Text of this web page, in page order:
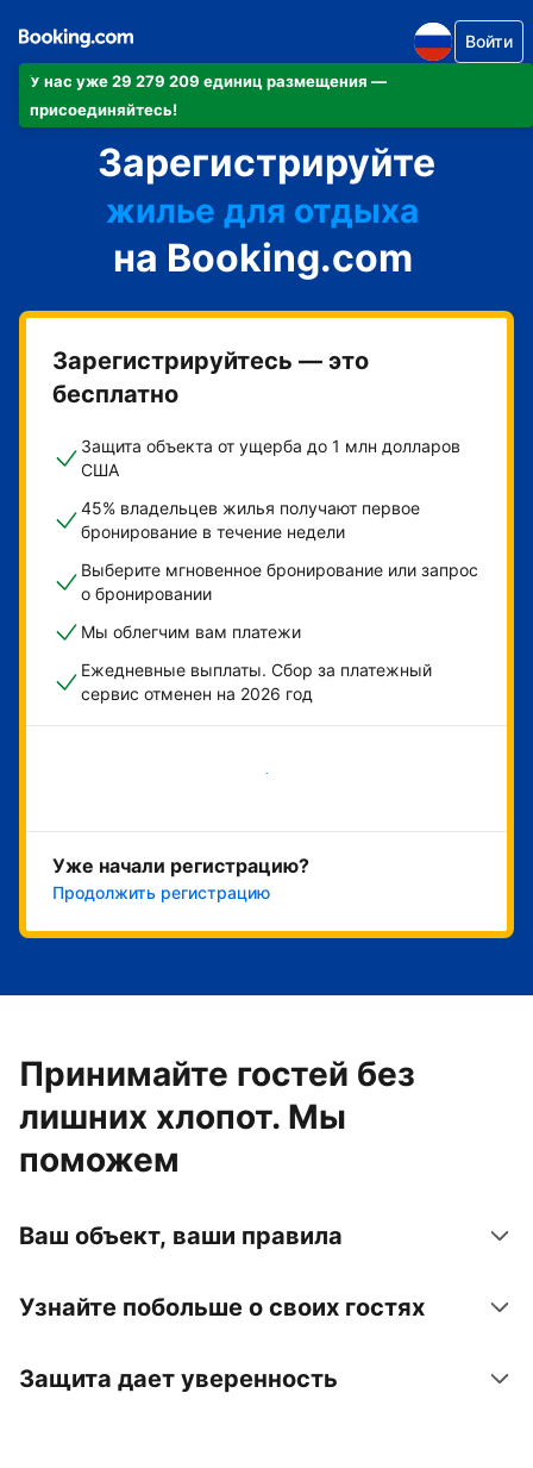
У нас уже 29 279 209 единиц размещения —
присоединяйтесь!
Войти
Зарегистрируйте
апартаменты/квартиру
отель
жилье для отдыха
гостевой дом
мини-отель
на Booking.com
Зарегистрируйтесь — это
бесплатно
Защита объекта от ущерба до 1 млн долларов
США
45% владельцев жилья получают первое
бронирование в течение недели
Выберите мгновенное бронирование или запрос
о бронировании
Мы облегчим вам платежи
Ежедневные выплаты. Сбор за платежный
сервис отменен на 2026 год
Начать
Уже начали регистрацию?
Продолжить регистрацию
Принимайте гостей без
лишних хлопот. Мы
поможем
Ваш объект, ваши правила
Узнайте побольше о своих гостях
Защита дает уверенность